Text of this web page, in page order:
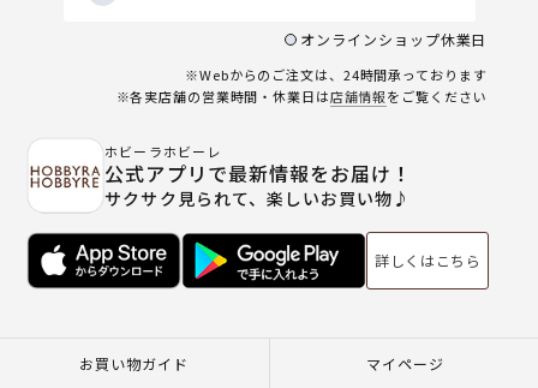
オンラインショップ休業日
※Webからのご注文は、24時間承っております
※各実店舗の営業時間・休業日は店舗情報をご覧ください
ホビーラホビーレ
公式アプリで最新情報をお届け！
サクサク見られて、楽しいお買い物♪
詳しくはこちら
お買い物ガイド マイページ